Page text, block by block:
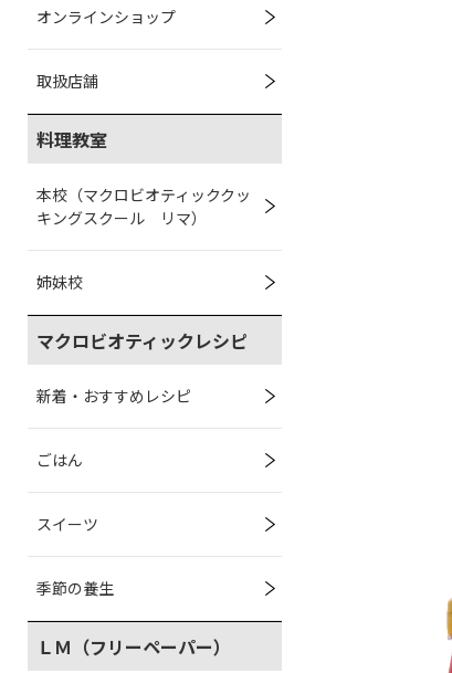
オンラインショップ
取扱店舗
料理教室
本校（マクロビオティッククッ
キングスクール リマ）
姉妹校
マクロビオティックレシピ
新着・おすすめレシピ
ごはん
スイーツ
季節の養生
ＬＭ（フリーペーパー）